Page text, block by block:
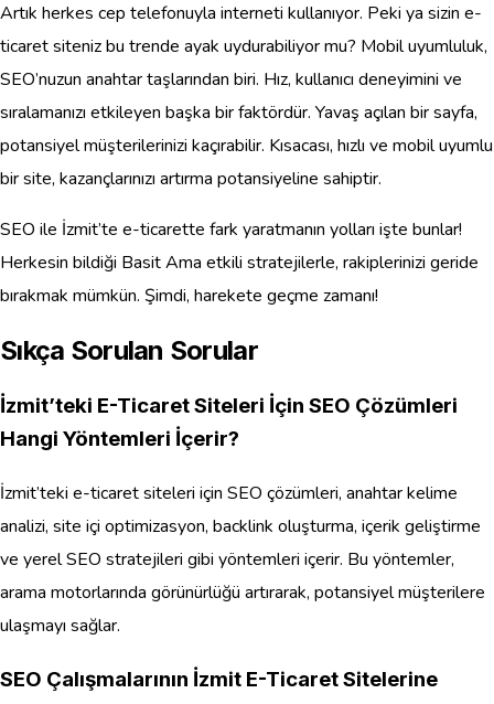
Artık herkes cep telefonuyla interneti kullanıyor. Peki ya sizin e-
ticaret siteniz bu trende ayak uydurabiliyor mu? Mobil uyumluluk,
SEO’nuzun anahtar taşlarından biri. Hız, kullanıcı deneyimini ve
sıralamanızı etkileyen başka bir faktördür. Yavaş açılan bir sayfa,
potansiyel müşterilerinizi kaçırabilir. Kısacası, hızlı ve mobil uyumlu
bir site, kazançlarınızı artırma potansiyeline sahiptir.
SEO ile İzmit’te e-ticarette fark yaratmanın yolları işte bunlar!
Herkesin bildiği Basit Ama etkili stratejilerle, rakiplerinizi geride
bırakmak mümkün. Şimdi, harekete geçme zamanı!
Sıkça Sorulan Sorular
İzmit’teki E-Ticaret Siteleri İçin SEO Çözümleri
Hangi Yöntemleri İçerir?
İzmit’teki e-ticaret siteleri için SEO çözümleri, anahtar kelime
analizi, site içi optimizasyon, backlink oluşturma, içerik geliştirme
ve yerel SEO stratejileri gibi yöntemleri içerir. Bu yöntemler,
arama motorlarında görünürlüğü artırarak, potansiyel müşterilere
ulaşmayı sağlar.
SEO Çalışmalarının İzmit E-Ticaret Sitelerine